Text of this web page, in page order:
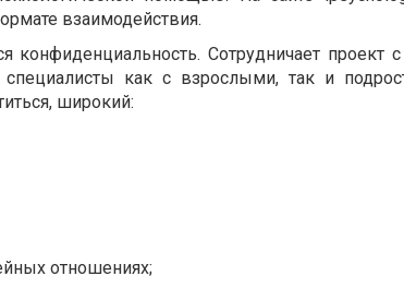
взаимодействия.
конфиденциальность. Сотрудничает проект
как с взрослыми, так и
широкий:
отношениях;